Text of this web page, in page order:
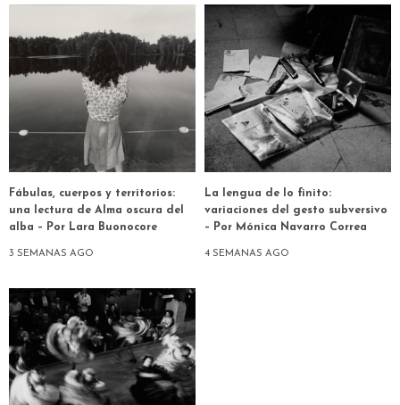
Fábulas, cuerpos y territorios:
una lectura de Alma oscura del
alba – Por Lara Buonocore
3 SEMANAS AGO
La lengua de lo finito:
variaciones del gesto subversivo
– Por Mónica Navarro Correa
4 SEMANAS AGO